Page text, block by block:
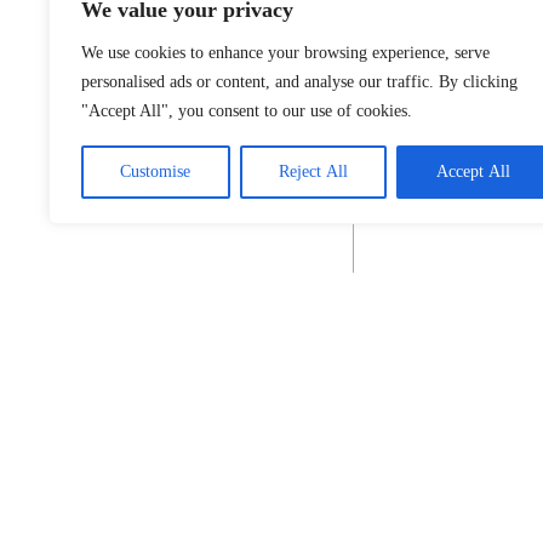
We value your privacy
We use cookies to enhance your browsing experience, serve
personalised ads or content, and analyse our traffic. By clicking
"Accept All", you consent to our use of cookies.
Customise Reject All Accept All